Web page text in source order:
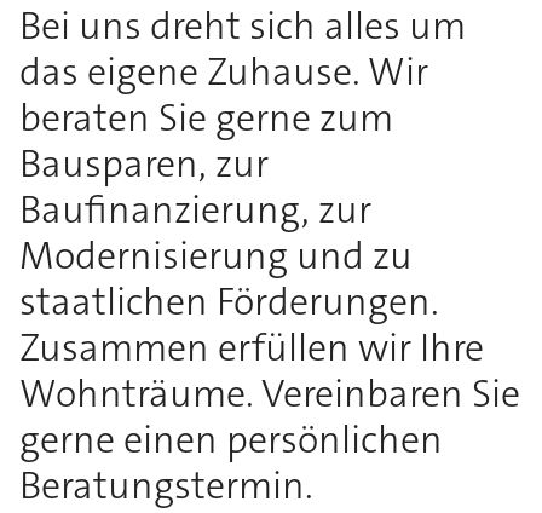
Bei uns dreht sich alles um
das eigene Zuhause. Wir
beraten Sie gerne zum
Bausparen, zur
Baufinanzierung, zur
Modernisierung und zu
staatlichen Förderungen.
Zusammen erfüllen wir Ihre
Wohnträume. Vereinbaren Sie
gerne einen persönlichen
Beratungstermin.